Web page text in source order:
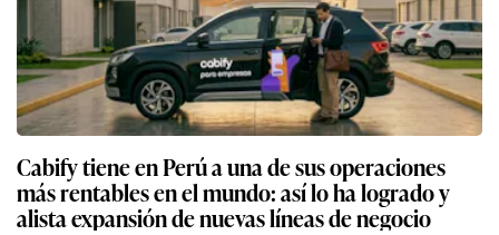
Cabify tiene en Perú a una de sus operaciones
más rentables en el mundo: así lo ha logrado y
alista expansión de nuevas líneas de negocio